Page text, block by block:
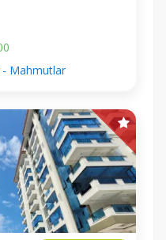
- Mahmutlar